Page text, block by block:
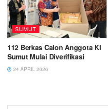
SUMUT
112 Berkas Calon Anggota KI
Sumut Mulai Diverifikasi
24 APRIL 2026